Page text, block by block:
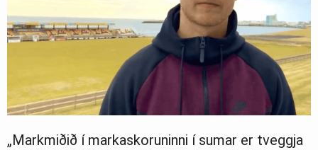
„Markmiðið í markaskoruninni í sumar er tveggja